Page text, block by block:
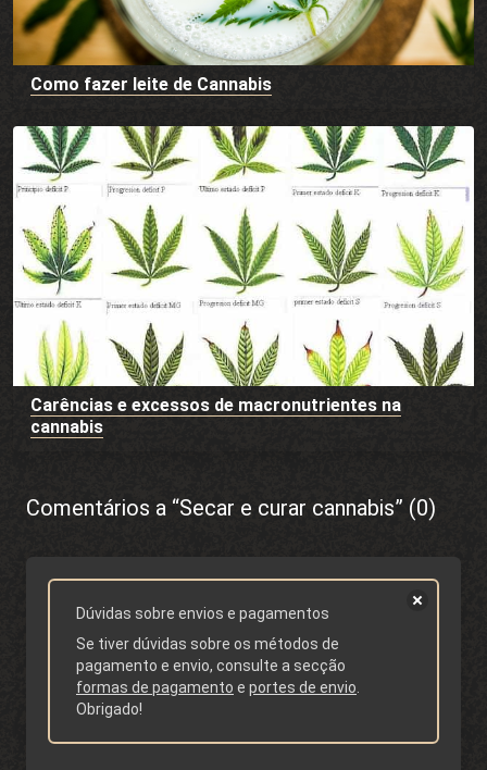
Como fazer leite de Cannabis
Carências e excessos de macronutrientes na
cannabis
Comentários a “Secar e curar cannabis” (0)
Dúvidas sobre envios e pagamentos
Se tiver dúvidas sobre os métodos de
pagamento e envio, consulte a secção
formas de pagamento e portes de envio
Obrigado!